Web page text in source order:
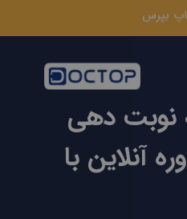
بپرس
نوبت دهی
آنلاین با